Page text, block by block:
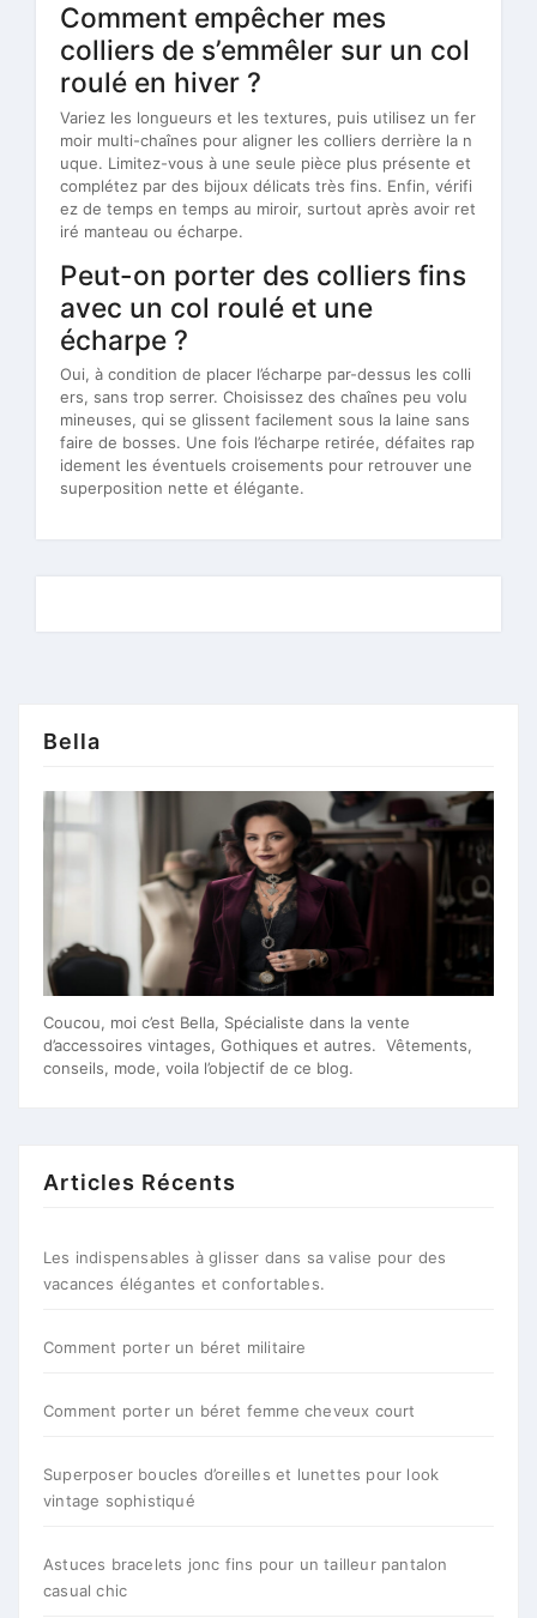
Comment empêcher mes
colliers de s’emmêler sur un col
roulé en hiver ?
Variez les longueurs et les textures, puis utilisez un fer
moir multi-chaînes pour aligner les colliers derrière la n
uque. Limitez-vous à une seule pièce plus présente et
complétez par des bijoux délicats très fins. Enfin, vérifi
ez de temps en temps au miroir, surtout après avoir ret
iré manteau ou écharpe.
Peut-on porter des colliers fins
avec un col roulé et une
écharpe ?
Oui, à condition de placer l’écharpe par-dessus les colli
ers, sans trop serrer. Choisissez des chaînes peu volu
mineuses, qui se glissent facilement sous la laine sans
faire de bosses. Une fois l’écharpe retirée, défaites rap
idement les éventuels croisements pour retrouver une
superposition nette et élégante.
Bella
Coucou, moi c’est Bella, Spécialiste dans la vente
d’accessoires vintages, Gothiques et autres. Vêtements,
conseils, mode, voila l’objectif de ce blog.
Articles Récents
Les indispensables à glisser dans sa valise pour des
vacances élégantes et confortables.
Comment porter un béret militaire
Comment porter un béret femme cheveux court
Superposer boucles d’oreilles et lunettes pour look
vintage sophistiqué
Astuces bracelets jonc fins pour un tailleur pantalon
casual chic